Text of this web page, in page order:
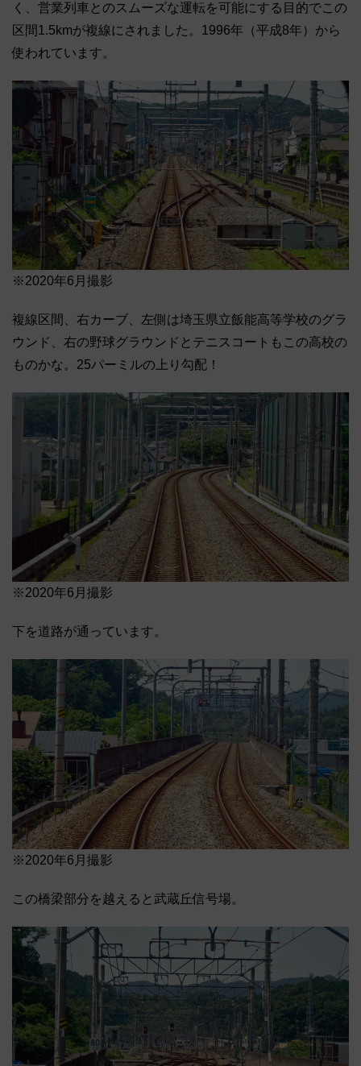
く、営業列車とのスムーズな運転を可能にする目的でこの
区間1.5kmが複線にされました。1996年（平成8年）から
使われています。
※2020年6月撮影
複線区間、右カーブ、左側は埼玉県立飯能高等学校のグラ
ウンド、右の野球グラウンドとテニスコートもこの高校の
ものかな。25パーミルの上り勾配！
※2020年6月撮影
下を道路が通っています。
※2020年6月撮影
この橋梁部分を越えると武蔵丘信号場。